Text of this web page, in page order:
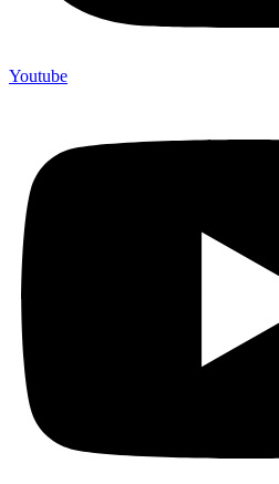
Youtube